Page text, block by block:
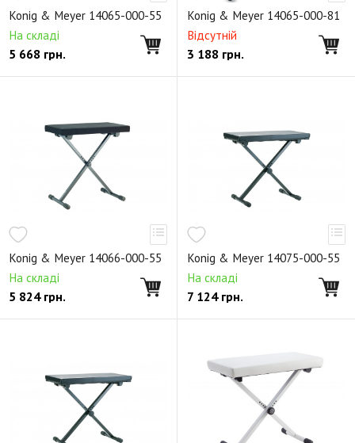
Клавишные стойки X-образные
Клавишные стойки П-образные
Клавишные стойки n-ярусные
Стойки для аккордеонов
Банкетки
Стулья для клавишных
Стулья для пианистов
Стулья для барабанщика
Стулья универсальные
Аксессуары для стульев
Раздвижные пюпитры
Дирижерские пюпитры
Звукоизоляционные пюпитры
Подставки для нот
Освещение для пюпитров
Аксессуары к пюпитрам
Подставки и стойки для гитар
Подставки и держатели для струнных
Подставки и держатели для духовых
Подставки для ударных и перкуссии
Konig & Meyer 14065-000-55
На складі
5 668 грн.
Konig & Meyer 14065-000-81
Відсутній
3 188 грн.
Konig & Meyer 14066-000-55
На складі
5 824грн.
Konig & Meyer 14075-000-55
На складі
7 124грн.